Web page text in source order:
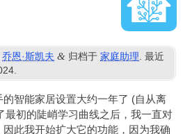
乔恩·斯凯夫 & 归档于家庭助理. 最近
.
的智能家居设置大约一年了 (自从离
最初的陡峭学习曲线之后，我一直对
此我开始扩大它的功能，因为我确